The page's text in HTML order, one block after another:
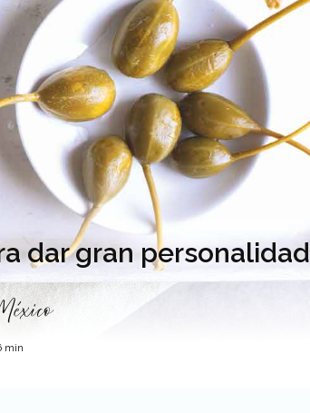
dar gran personalidad
min